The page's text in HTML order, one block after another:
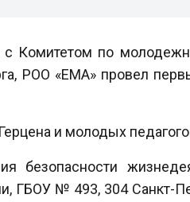
с Комитетом по
РОО «ЕМА» провел
и молодых
безопасности
ГБОУ № 493, 304 Санкт-